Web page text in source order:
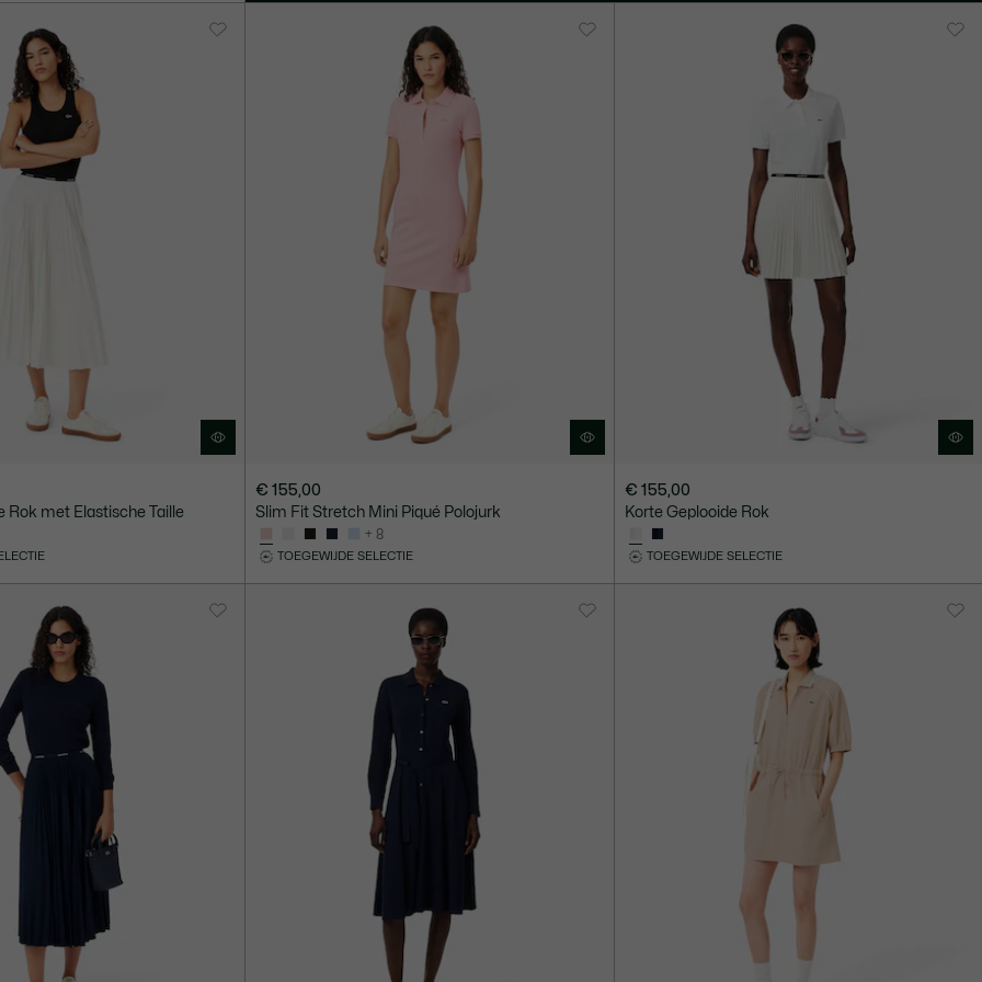
Rok met Elastische Taille
€ 155,00
Slim Fit Stretch Mini Piqué Polojurk
+ 8
TOEGEWIJDE SELECTIE
€ 155,00
Korte Geplooide Rok
TOEGEWIJDE SELECTIE